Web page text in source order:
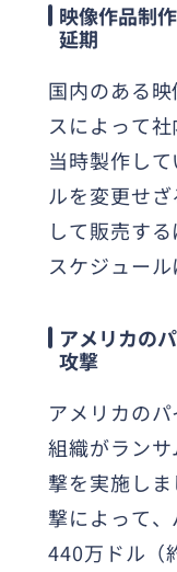
映像作品制
延期
国内のある
スによって社
当時製作し
ルを変更せ
して販売す
スケジュール
アメリカの
攻撃
アメリカの
組織がラン
撃を実施し
撃によって
440万ドル（